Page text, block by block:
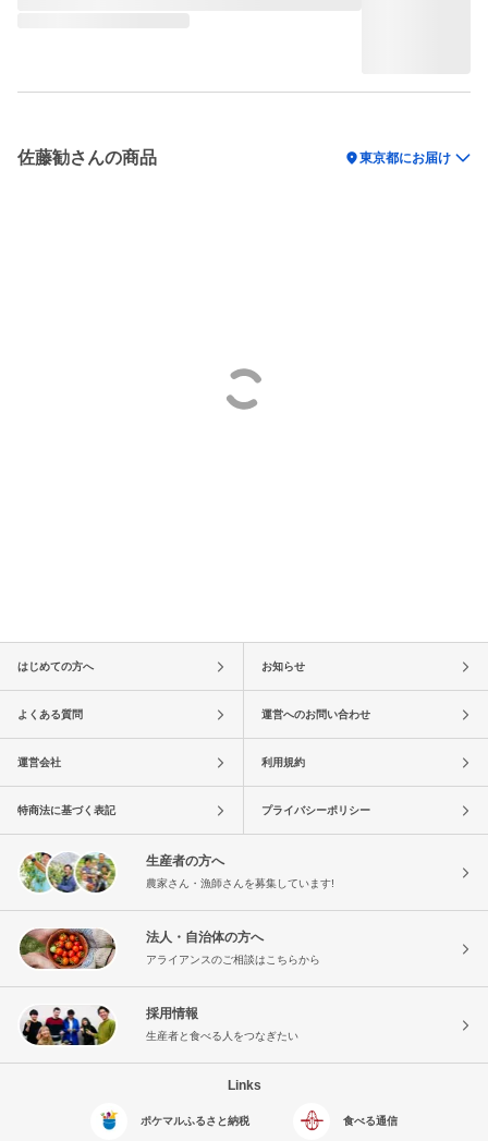
佐藤勧さんの商品 location_on東京都にお届け
はじめての方へ お知らせ
よくある質問 運営へのお問い合わせ
運営会社 利用規約
特商法に基づく表記 プライバシーポリシー
生産者の方へ
農家さん・漁師さんを募集しています!
法人・自治体の方へ
アライアンスのご相談はこちらから
採用情報
生産者と食べる人をつなぎたい
Links
ポケマルふるさと納税 食べる通信